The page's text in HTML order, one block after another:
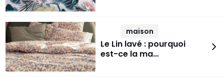
maison
Le Lin lavé : pourquoi
est-ce la ma…